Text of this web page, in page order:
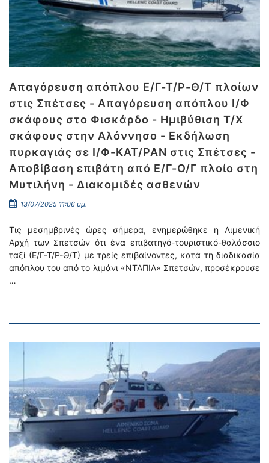
Απαγόρευση απόπλου Ε/Γ-Τ/Ρ-Θ/Τ πλοίων
στις Σπέτσες - Απαγόρευση απόπλου Ι/Φ
σκάφους στο Φισκάρδο - Ημιβύθιση Τ/Χ
σκάφους στην Αλόννησο - Εκδήλωση
πυρκαγιάς σε Ι/Φ-ΚΑΤ/ΡΑΝ στις Σπέτσες -
Αποβίβαση επιβάτη από Ε/Γ-Ο/Γ πλοίο στη
Μυτιλήνη - Διακομιδές ασθενών
13/07/2025 11:06 μμ.
Τις μεσημβρινές ώρες σήμερα, ενημερώθηκε η Λιμενική
Αρχή των Σπετσών ότι ένα επιβατηγό-τουριστικό-θαλάσσιο
ταξί (Ε/Γ-Τ/Ρ-Θ/Τ) με τρείς επιβαίνοντες, κατά τη διαδικασία
απόπλου του από το λιμάνι «ΝΤΑΠΙΑ» Σπετσών, προσέκρουσε
…